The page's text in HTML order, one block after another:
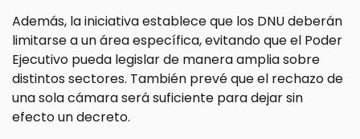
Además, la iniciativa establece que los DNU deberán
limitarse a un área específica, evitando que el Poder
Ejecutivo pueda legislar de manera amplia sobre
distintos sectores. También prevé que el rechazo de
una sola cámara será suficiente para dejar sin
efecto un decreto.